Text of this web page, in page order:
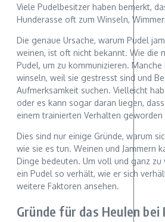
Viele Pudelbesitzer haben bemerkt,
Hunderasse oft zum Winseln,
Die genaue Ursache, warum Pudel
weinen, ist oft nicht bekannt. Wie die
Pudel, um zu kommunizieren.
winseln, weil sie gestresst sind und
Aufmerksamkeit suchen. Vielleicht
oder es kann sogar daran liegen,
einem trainierten Verhalten geworden
Dies sind nur einige Gründe, warum
wie sie es tun. Weinen und Jammern
Dinge bedeuten. Um voll und ganz zu
ein Pudel so verhält, wie er sich
weitere Faktoren ansehen.
Gründe für das Heulen bei